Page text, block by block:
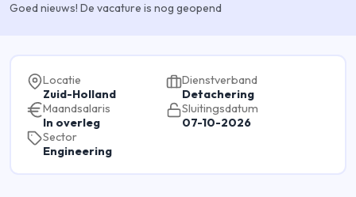
Goed nieuws! De vacature is nog geopend
Locatie
Zuid-Holland
Dienstverband
Detachering
Maandsalaris
In overleg
Sluitingsdatum
07-10-2026
Sector
Engineering